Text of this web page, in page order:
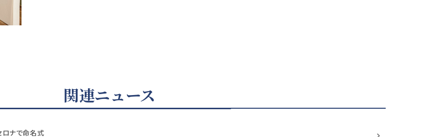
関連ニュース
ロナで命名式